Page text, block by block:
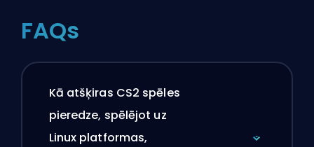
FAQs
Kā atšķiras CS2 spēles
pieredze, spēlējot uz
Linux platformas,